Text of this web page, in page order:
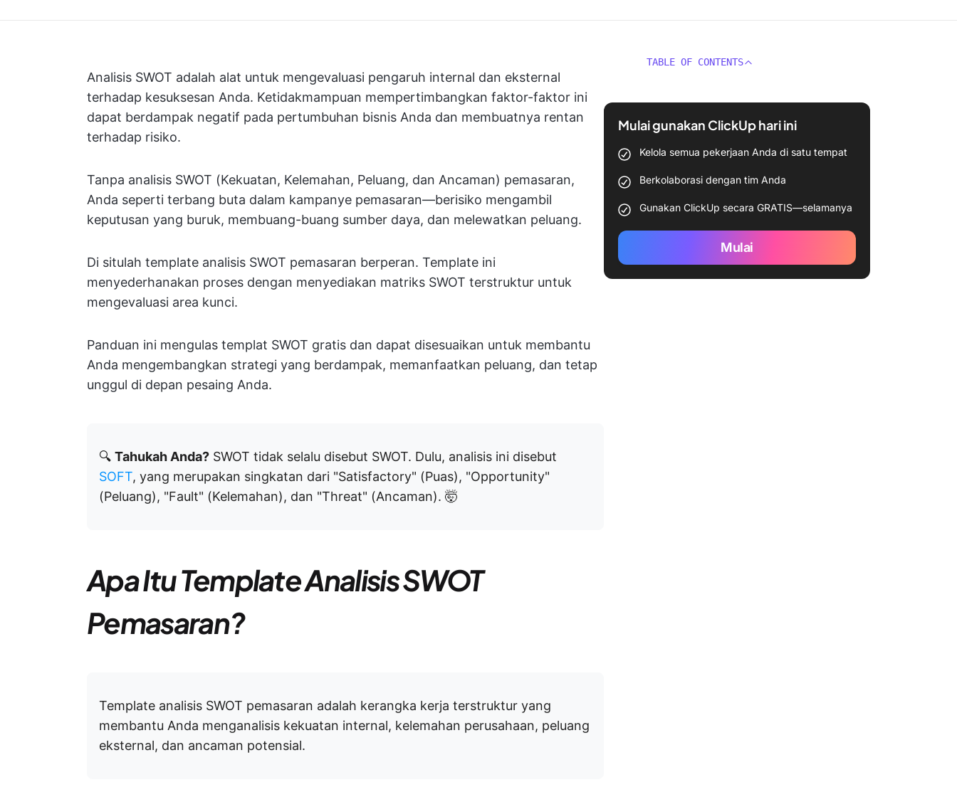
Analisis SWOT adalah alat untuk mengevaluasi pengaruh internal dan eksternal
terhadap kesuksesan Anda. Ketidakmampuan mempertimbangkan faktor-faktor ini
dapat berdampak negatif pada pertumbuhan bisnis Anda dan membuatnya rentan
terhadap risiko.
Tanpa analisis SWOT (Kekuatan, Kelemahan, Peluang, dan Ancaman) pemasaran,
Anda seperti terbang buta dalam kampanye pemasaran—berisiko mengambil
keputusan yang buruk, membuang-buang sumber daya, dan melewatkan peluang.
Di situlah template analisis SWOT pemasaran berperan. Template ini
menyederhanakan proses dengan menyediakan matriks SWOT terstruktur untuk
mengevaluasi area kunci.
Panduan ini mengulas templat SWOT gratis dan dapat disesuaikan untuk membantu
Anda mengembangkan strategi yang berdampak, memanfaatkan peluang, dan tetap
unggul di depan pesaing Anda.
🔍 Tahukah Anda? SWOT tidak selalu disebut SWOT. Dulu, analisis ini disebut
SOFT, yang merupakan singkatan dari "Satisfactory" (Puas), "Opportunity"
(Peluang), "Fault" (Kelemahan), dan "Threat" (Ancaman). 🤯
Apa Itu Template Analisis SWOT
Pemasaran?
Template analisis SWOT pemasaran adalah kerangka kerja terstruktur yang
membantu Anda menganalisis kekuatan internal, kelemahan perusahaan, peluang
eksternal, dan ancaman potensial.
TABLE OF CONTENTS
Mulai gunakan ClickUp hari ini
Kelola semua pekerjaan Anda di satu tempat
Berkolaborasi dengan tim Anda
Gunakan ClickUp secara GRATIS—selamanya
Mulai